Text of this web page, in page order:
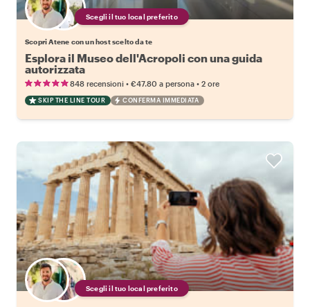
Scegli il tuo local preferito
Scopri Atene con un host scelto da te
Esplora il Museo dell'Acropoli con una guida
autorizzata
848 recensioni • €47.80 a persona • 2 ore
SKIP THE LINE TOUR CONFERMA IMMEDIATA
Scegli il tuo local preferito